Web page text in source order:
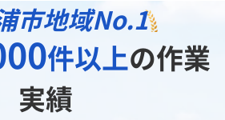
市地域No.1
件以上の作業
実績